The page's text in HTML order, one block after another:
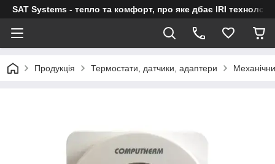
SAT Systems - тепло та комфорт, про яке дбає IRI технологія
Продукція Термостати, датчики, адаптери